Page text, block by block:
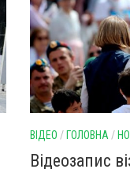
ВІДЕО / ГОЛОВНА /
Відеозапис